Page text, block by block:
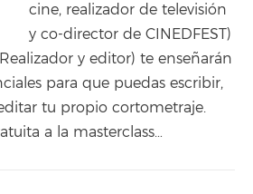
cine, realizador de televisión
y co-director de CINEDFEST)
y editor) te enseñarán
para que puedas escribir,
tu propio cortometraje.
a la masterclass…